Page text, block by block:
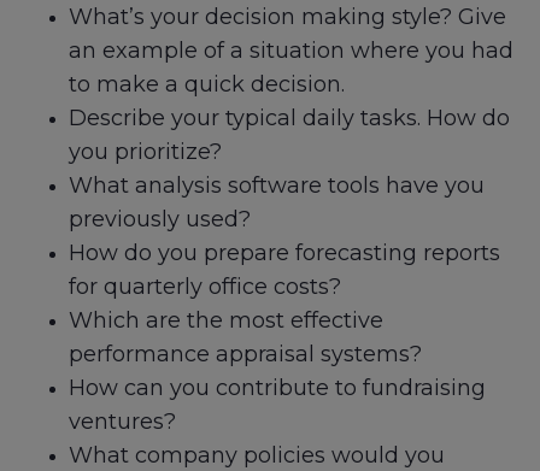
What’s your decision making style? Give
an example of a situation where you had
to make a quick decision.
Describe your typical daily tasks. How do
you prioritize?
What analysis software tools have you
previously used?
How do you prepare forecasting reports
for quarterly office costs?
Which are the most effective
performance appraisal systems?
How can you contribute to fundraising
ventures?
What company policies would you